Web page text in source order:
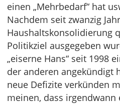
einen „Mehrbedarf“ hat
Nachdem seit zwanzig
Haushaltskonsolidierung
Politikziel ausgegeben
„eiserne Hans“ seit 1998
der anderen angekündigt
neue Defizite verkünden
meinen, dass